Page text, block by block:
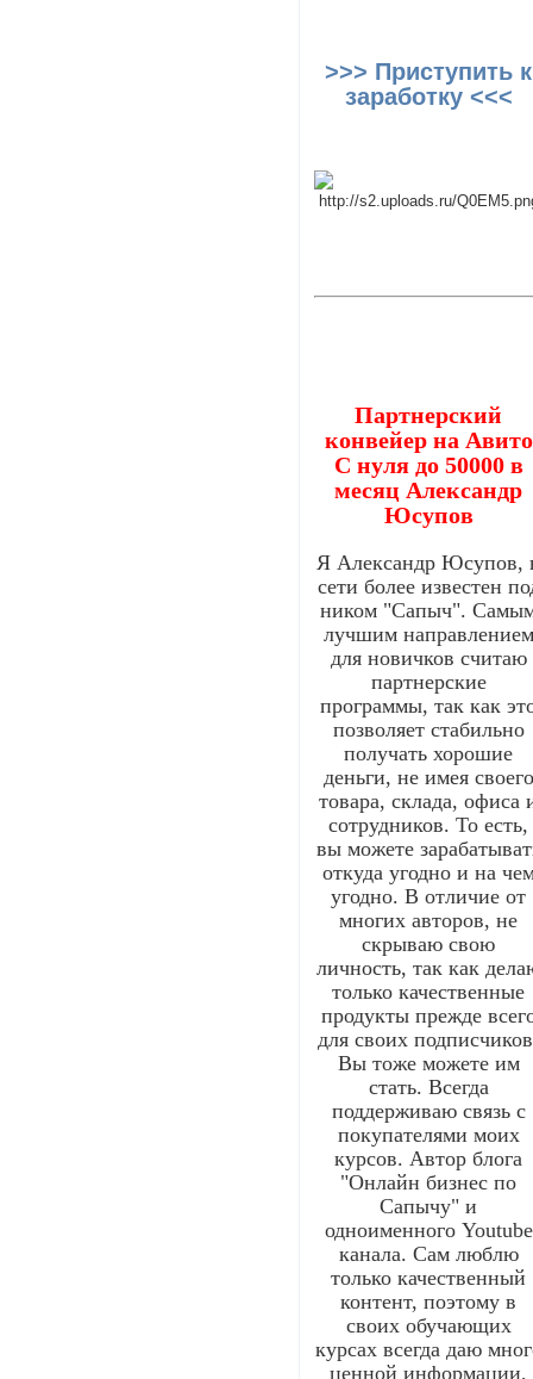
>>> Приступить к
заработку <<<
Партнерский
конвейер на Авито
С нуля до 50000 в
месяц Александр
Юсупов
Я Александр Юсупов,
сети более известен
ником "Сапыч".
лучшим направлением
для новичков считаю
партнерские
программы, так как
позволяет стабильно
получать хорошие
деньги, не имея своего
товара, склада, офиса
сотрудников. То есть,
вы можете
откуда угодно и на
угодно. В отличие от
многих авторов, не
скрываю свою
личность, так как
только качественные
продукты прежде
для своих
Вы тоже можете им
стать. Всегда
поддерживаю связь с
покупателями моих
курсов. Автор блога
"Онлайн бизнес по
Сапычу" и
одноименного Youtube
канала. Сам люблю
только качественный
контент, поэтому в
своих обучающих
курсах всегда даю
ценной информации,